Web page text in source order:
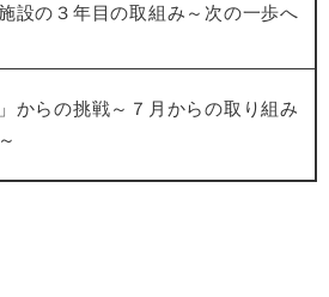
設の３年目の取組み～次の一歩へ
」からの挑戦～７月からの取り組み